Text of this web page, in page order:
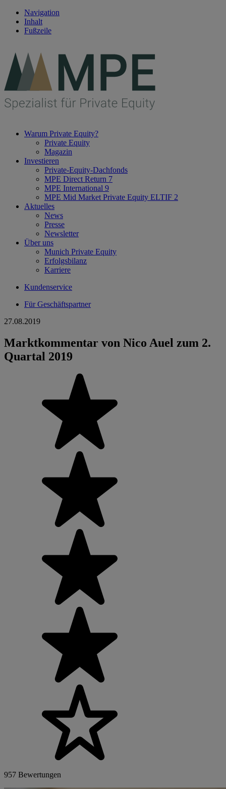
Navigation
Inhalt
Fußzeile
Warum Private Equity?
Private Equity
Magazin
Investieren
Private-Equity-Dachfonds
MPE Direct Return 7
MPE International 9
MPE Mid Market Private Equity ELTIF 2
Aktuelles
News
Presse
Newsletter
Über uns
Munich Private Equity
Erfolgsbilanz
Karriere
Kundenservice
Für Geschäftspartner
27.08.2019
Marktkommentar von Nico Auel zum 2.
Quartal 2019
957 Bewertungen